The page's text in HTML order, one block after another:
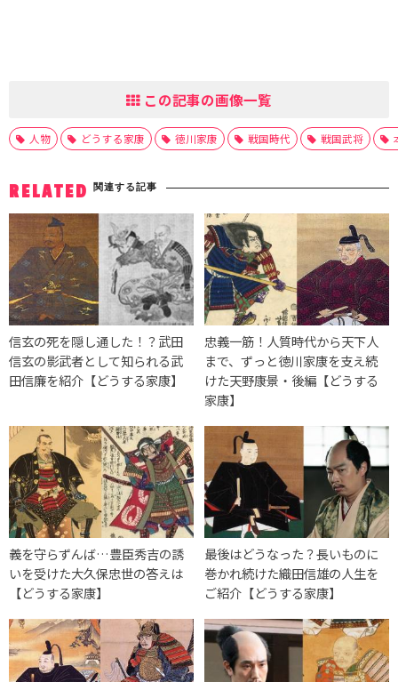
この記事の画像一覧
人物 どうする家康 徳川家康 戦国時代 戦国武将
RELATED 関連する記事
信玄の死を隠し通した！？武田
信玄の影武者として知られる武
田信廉を紹介【どうする家康】
忠義一筋！人質時代から天下人
まで、ずっと徳川家康を支え続
けた天野康景・後編【どうする
家康】
義を守らずんば…豊臣秀吉の誘
いを受けた大久保忠世の答えは
【どうする家康】
最後はどうなった？長いものに
巻かれ続けた織田信雄の人生を
ご紹介【どうする家康】